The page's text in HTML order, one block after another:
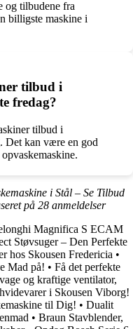
og tilbudene fra
billigste maskine i
tilbud i
fredag?
tilbud i
Det kan være en god
i Stål – Se Tilbud
på 28 anmeldelser
Magnifica S ECAM
Støvsuger – Den Perfekte
hos Skousen Fredericia •
Mad på! • Få det perfekte
og kraftige ventilator,
i Skousen Viborg!
til Dig! • Dualit
• Braun Stavblender,